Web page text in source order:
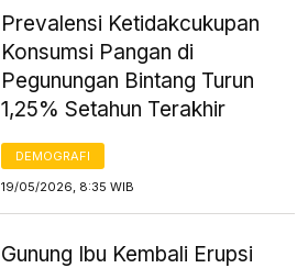
Prevalensi Ketidakcukupan
Konsumsi Pangan di
Pegunungan Bintang Turun
1,25% Setahun Terakhir
DEMOGRAFI
19/05/2026, 8:35 WIB
Gunung Ibu Kembali Erupsi